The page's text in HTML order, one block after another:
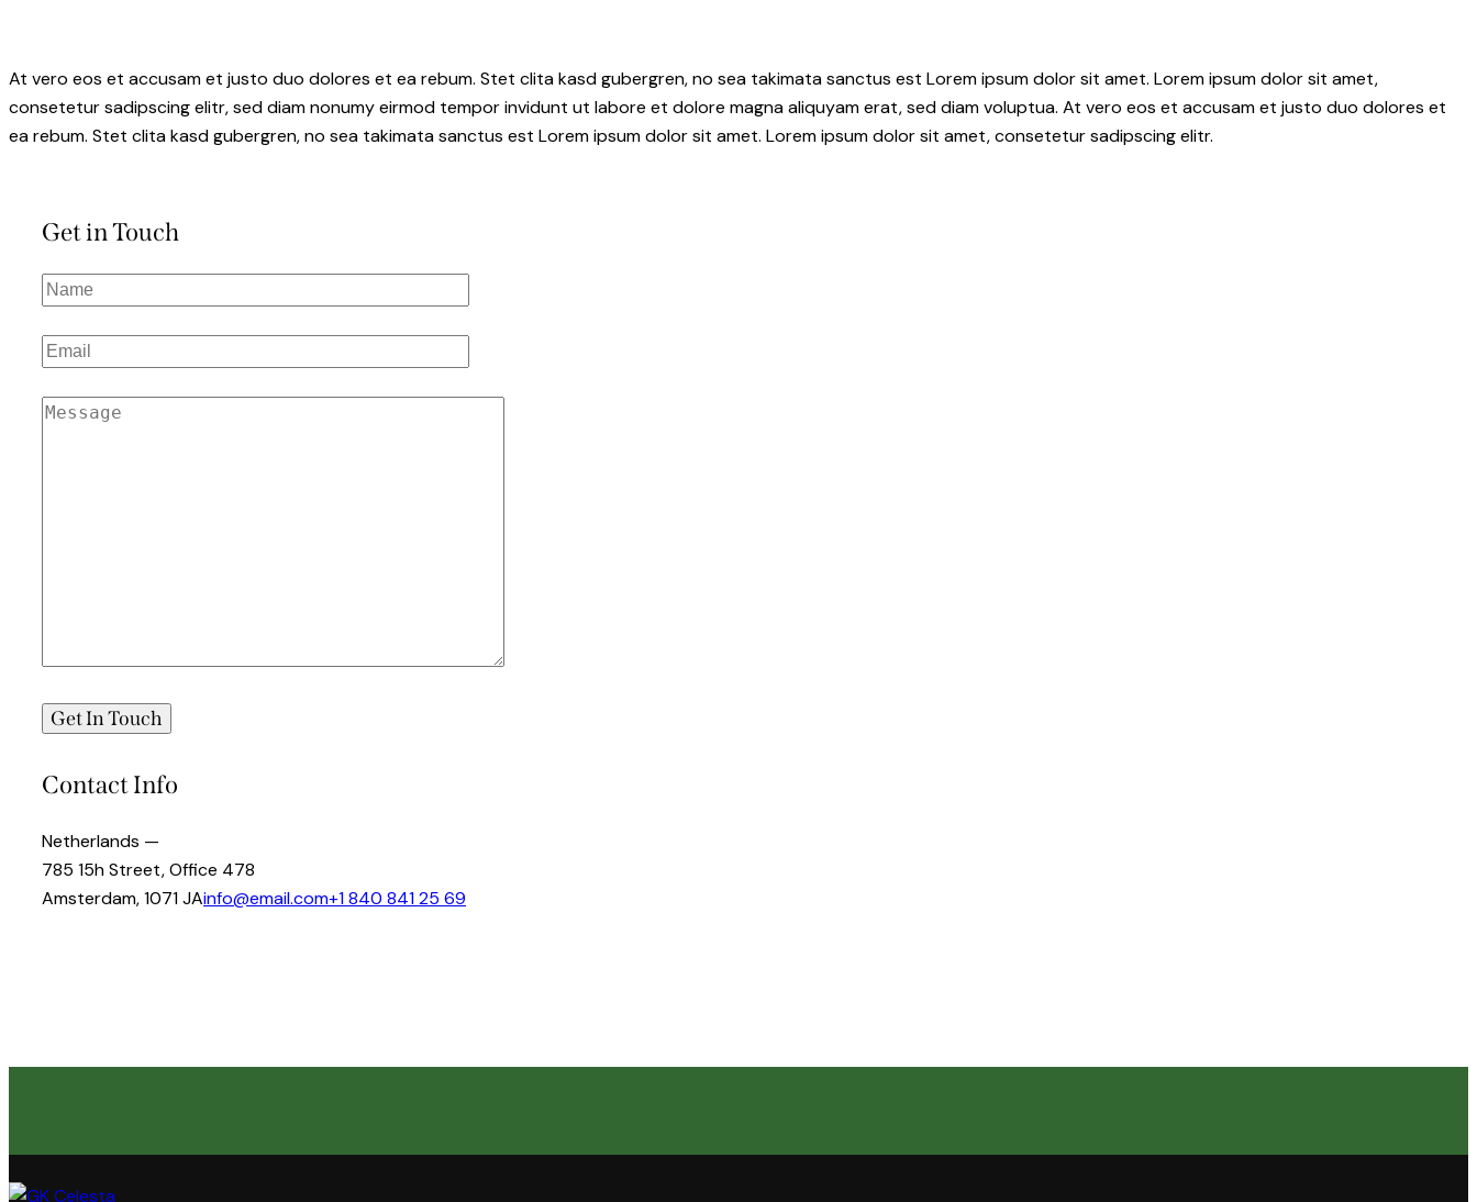
At vero eos et accusam et justo duo dolores et ea rebum. Stet clita kasd gubergren, no sea takimata sanctus est Lorem ipsum dolor sit amet. Lorem ipsum dolor sit amet,
consetetur sadipscing elitr, sed diam nonumy eirmod tempor invidunt ut labore et dolore magna aliquyam erat, sed diam voluptua. At vero eos et accusam et justo duo dolores et
ea rebum. Stet clita kasd gubergren, no sea takimata sanctus est Lorem ipsum dolor sit amet. Lorem ipsum dolor sit amet, consetetur sadipscing elitr.
Get in Touch
Contact Info
Netherlands —
785 15h Street, Office 478
Amsterdam, 1071 JAinfo@email.com+1 840 841 25 69